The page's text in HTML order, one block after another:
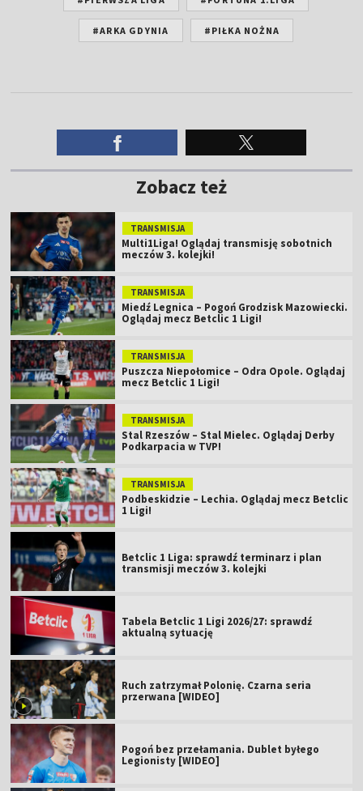
#ARKA GDYNIA #PIŁKA NOŻNA
Zobacz też
TRANSMISJA
Multi1Liga! Oglądaj transmisję sobotnich
meczów 3. kolejki!
TRANSMISJA
Miedź Legnica – Pogoń Grodzisk Mazowiecki.
Oglądaj mecz Betclic 1 Ligi!
TRANSMISJA
Puszcza Niepołomice – Odra Opole. Oglądaj
mecz Betclic 1 Ligi!
TRANSMISJA
Stal Rzeszów – Stal Mielec. Oglądaj Derby
Podkarpacia w TVP!
TRANSMISJA
Podbeskidzie – Lechia. Oglądaj mecz Betclic
1 Ligi!
Betclic 1 Liga: sprawdź terminarz i plan
transmisji meczów 3. kolejki
Tabela Betclic 1 Ligi 2026/27: sprawdź
aktualną sytuację
Ruch zatrzymał Polonię. Czarna seria
przerwana [WIDEO]
Pogoń bez przełamania. Dublet byłego
Legionisty [WIDEO]